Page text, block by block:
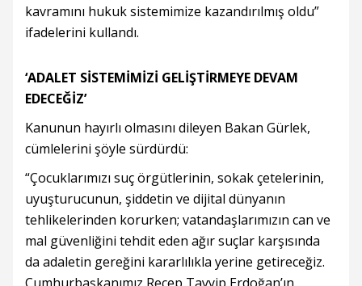
kavramını hukuk sistemimize kazandırılmış oldu”
ifadelerini kullandı.
‘ADALET SİSTEMİMİZİ GELİŞTİRMEYE DEVAM
EDECEĞİZ’
Kanunun hayırlı olmasını dileyen Bakan Gürlek,
cümlelerini şöyle sürdürdü:
“Çocuklarımızı suç örgütlerinin, sokak çetelerinin,
uyuşturucunun, şiddetin ve dijital dünyanın
tehlikelerinden korurken; vatandaşlarımızın can ve
mal güvenliğini tehdit eden ağır suçlar karşısında
da adaletin gereğini kararlılıkla yerine getireceğiz.